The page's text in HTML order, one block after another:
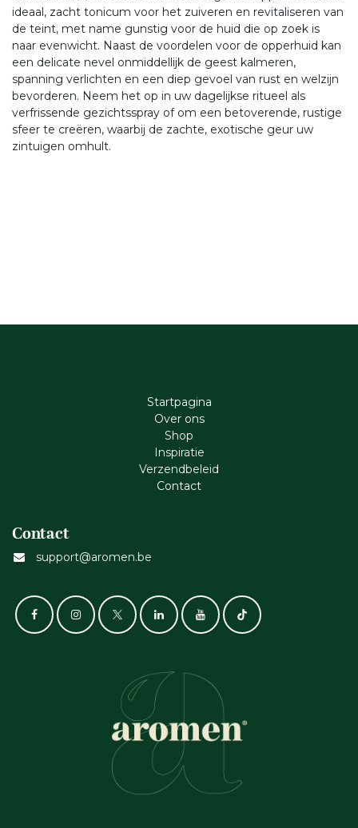
ideaal, zacht tonicum voor het zuiveren en revitaliseren van
de teint, met name gunstig voor de huid die op zoek is
naar evenwicht. Naast de voordelen voor de opperhuid kan
een delicate nevel onmiddellijk de geest kalmeren,
spanning verlichten en een diep gevoel van rust en welzijn
bevorderen. Neem het op in uw dagelijkse ritueel als
verfrissende gezichtsspray of om een betoverende, rustige
sfeer te creëren, waarbij de zachte, exotische geur uw
zintuigen omhult.
Startpagina
Ove​r​ ons
Shop
Inspiratie
Verzendbeleid
Cont​act
Contact
support@aromen.be